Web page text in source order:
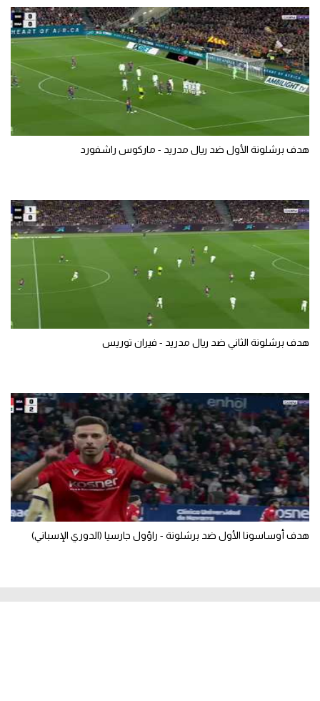
هدف برشلونة الأول ضد ريال مدريد - ماركوس راشفورد
هدف برشلونة الثاني ضد ريال مدريد - فيران توريس
هدف أوساسونا الأول ضد برشلونة - راؤول جارسيا (الدوري الإسباني)